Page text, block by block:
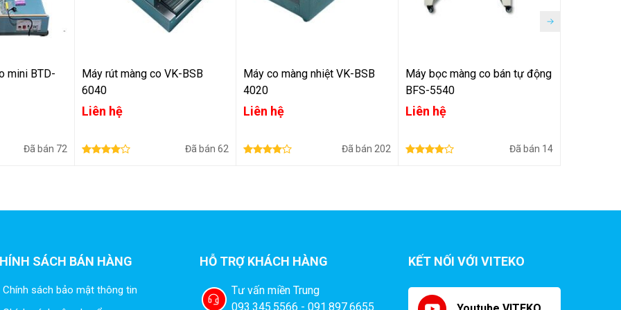
ngày — không có tình trạng sụt áp hay gián đoạn nhiệt
dao chữ L cho phép bao bọc sản phẩm từ hai
đáng kể so với dao thẳng truyền thống vốn yêu cầu hai
mini BTD-
Đã bán 72
Máy rút màng co VK-BSB
6040
Liên hệ
Đã bán62
Máy co màng nhiệt VK-BSB
4020
Liên hệ
Đã bán202
Máy bọc màng co bán tự động
BFS-5540
Liên hệ
Đã bán 14
SÁCH BÁN HÀNG
Chính sách bảo mật thông tin
HỖ TRỢ KHÁCH HÀNG
Tư vấn miền Trung
093.345.5566 - 091.897.6655
KẾT NỐI VỚI VITEKO